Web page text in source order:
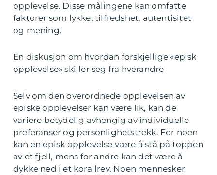
opplevelse. Disse målingene kan omfatte
faktorer som lykke, tilfredshet, autentisitet
og mening.
En diskusjon om hvordan forskjellige «episk
opplevelse» skiller seg fra hverandre
Selv om den overordnede opplevelsen av
episke opplevelser kan være lik, kan de
variere betydelig avhengig av individuelle
preferanser og personlighetstrekk. For noen
kan en episk opplevelse være å stå på toppen
av et fjell, mens for andre kan det være å
dykke ned i et korallrev. Noen mennesker